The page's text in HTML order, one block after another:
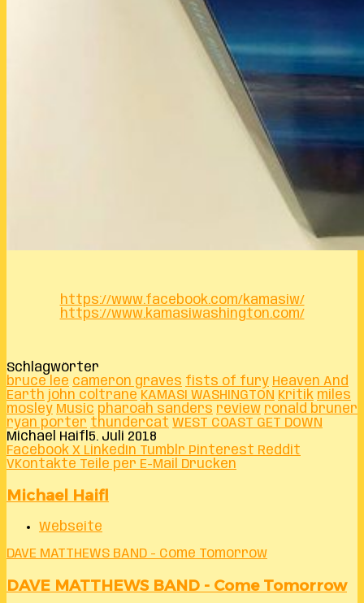
https://www.facebook.com/kamasiw/
https://www.kamasiwashington.com/
Schlagwörter
bruce lee cameron graves fists of fury Heaven And
Earth john coltrane KAMASI WASHINGTON Kritik miles
mosley Music pharoah sanders review ronald bruner
ryan porter thundercat WEST COAST GET DOWN
Michael Haifl 5. Juli 2018
Facebook X LinkedIn Tumblr Pinterest Reddit
VKontakte Teile per E-Mail Drucken
Michael Haifl
Webseite
DAVE MATTHEWS BAND - Come Tomorrow
DAVE MATTHEWS BAND - Come Tomorrow